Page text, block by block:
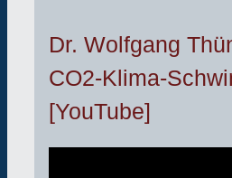
Dr. Wolfgang
CO2-Klima-
[YouTube]